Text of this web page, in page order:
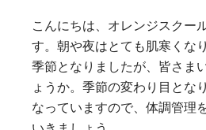
こんにちは、オレンジスクー
す。朝や夜はとても肌寒くな
季節となりましたが、皆さま
ょうか。季節の変わり目とな
なっていますので、体調管理